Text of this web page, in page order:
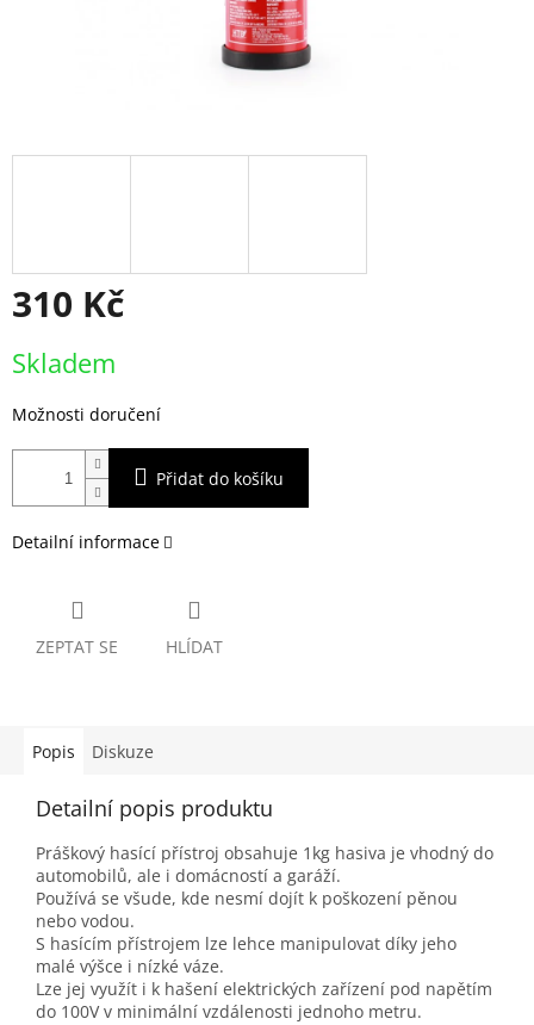
310 Kč
cena:
Skladem
Možnosti doručení
Přidat do košíku
Detailní informace
ZEPTAT SE HLÍDAT
Popis Diskuze
Detailní popis produktu
Práškový hasící přístroj obsahuje 1kg hasiva je vhodný do
automobilů, ale i domácností a garáží.
Používá se všude, kde nesmí dojít k poškození pěnou
nebo vodou.
S hasícím přístrojem lze lehce manipulovat díky jeho
malé výšce i nízké váze.
Lze jej využít i k hašení elektrických zařízení pod napětím
do 100V v minimální vzdálenosti jednoho metru.